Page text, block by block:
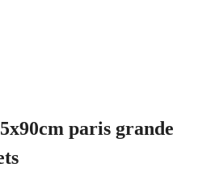
paris grande